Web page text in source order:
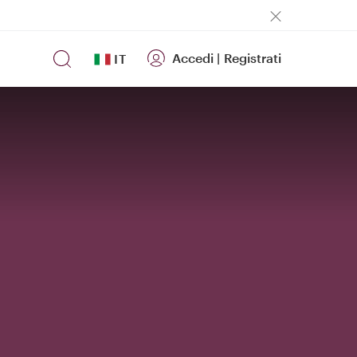
IT Accedi | Registrati